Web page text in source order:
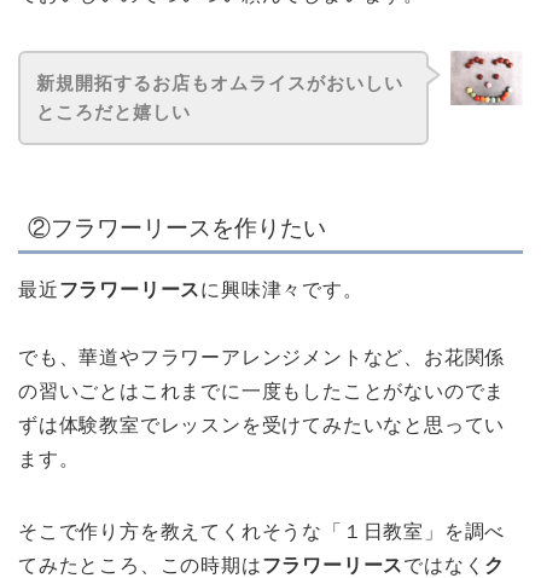
新規開拓するお店もオムライスがおいしい
ところだと嬉しい
②フラワーリースを作りたい
最近フラワーリースに興味津々です。
でも、華道やフラワーアレンジメントなど、お花関係
の習いごとはこれまでに一度もしたことがないのでま
ずは体験教室でレッスンを受けてみたいなと思ってい
ます。
そこで作り方を教えてくれそうな「１日教室」を調べ
てみたところ、この時期はフラワーリースではなく ク